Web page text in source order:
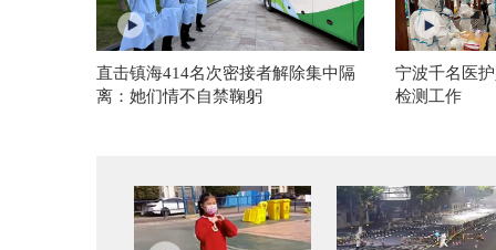
直击镇海414名次密接者解除集中隔
离：她们情不自禁鞠躬
宁波千名医
检测工作